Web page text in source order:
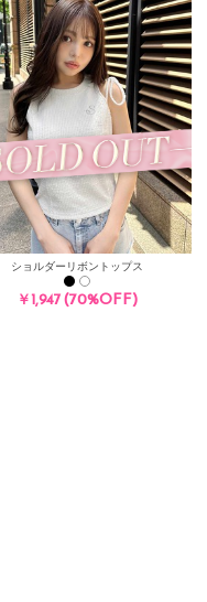
ショルダーリボントップス
￥1,947(70%OFF)